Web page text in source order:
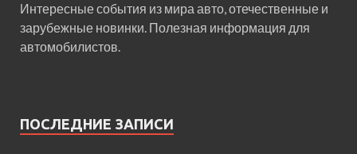
Интересные события из мира авто, отечественные и
зарубежные новинки. Полезная информация для
автомобилистов.
ПОСЛЕДНИЕ ЗАПИСИ